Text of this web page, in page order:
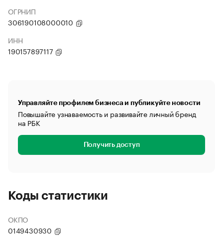
ОГРНИП
306190108000010
ИНН
190157897117
Управляйте профилем бизнеса и публикуйте новости
Повышайте узнаваемость и развивайте личный бренд
на РБК
Получить доступ
Коды статистики
ОКПО
0149430930